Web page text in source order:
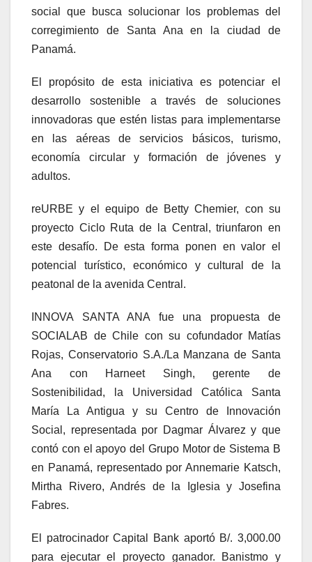
social que busca solucionar los problemas del
corregimiento de Santa Ana en la ciudad de
Panamá.
El propósito de esta iniciativa es potenciar el
desarrollo sostenible a través de soluciones
innovadoras que estén listas para implementarse
en las aéreas de servicios básicos, turismo,
economía circular y formación de jóvenes y
adultos.
reURBE y el equipo de Betty Chemier, con su
proyecto Ciclo Ruta de la Central, triunfaron en
este desafío. De esta forma ponen en valor el
potencial turístico, económico y cultural de la
peatonal de la avenida Central.
INNOVA SANTA ANA fue una propuesta de
SOCIALAB de Chile con su cofundador Matías
Rojas, Conservatorio S.A./La Manzana de Santa
Ana con Harneet Singh, gerente de
Sostenibilidad, la Universidad Católica Santa
María La Antigua y su Centro de Innovación
Social, representada por Dagmar Álvarez y que
contó con el apoyo del Grupo Motor de Sistema B
en Panamá, representado por Annemarie Katsch,
Mirtha Rivero, Andrés de la Iglesia y Josefina
Fabres.
El patrocinador Capital Bank aportó B/. 3,000.00
para ejecutar el proyecto ganador. Banistmo y